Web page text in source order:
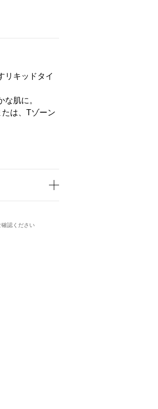
リキッドタイ
肌に。
は、Tゾーン
認ください